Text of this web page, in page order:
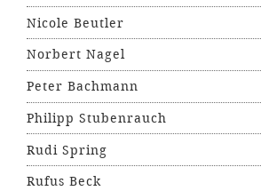
Nicole Beutler
Norbert Nagel
Peter Bachmann
Philipp Stubenrauch
Rudi Spring
Rufus Beck